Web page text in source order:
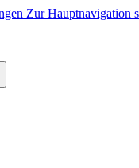
Zur Hauptnavigation